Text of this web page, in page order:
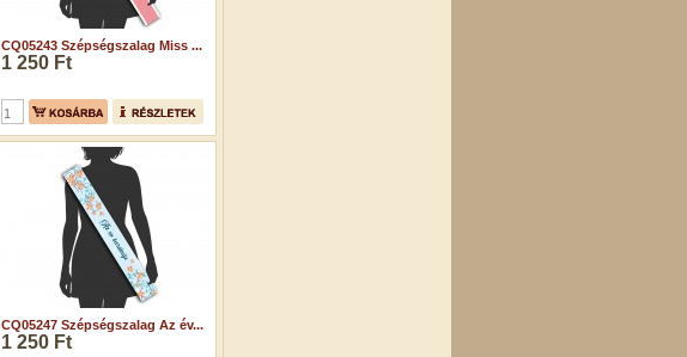
CQ05243 Szépségszalag Miss ...
1 250 Ft
CQ05247 Szépségszalag Az év...
1 250 Ft